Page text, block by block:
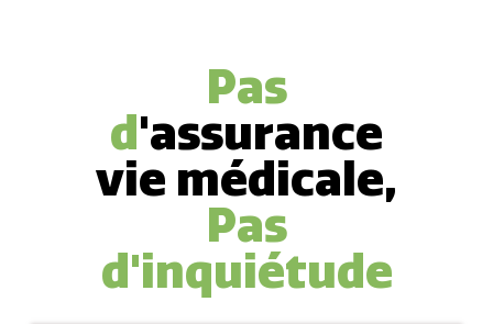
Pas
d 'assurance
vie médicale,
Pas
d'inquiétude